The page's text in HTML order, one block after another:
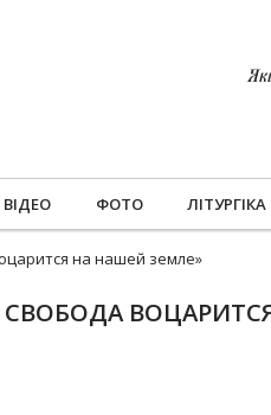
ВІДЕО ФОТО ЛІТУРГІКА
на нашей земле»